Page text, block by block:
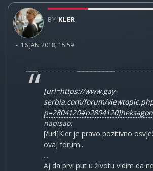
BY KLER
- 16 JAN 2018, 15:59
[url=https://www.gay-
serbia.com/forum/
napisao:
[/url]Kler je pravo pozitivno
ovaj forum...
...
Aj da prvi put u životu vidim da